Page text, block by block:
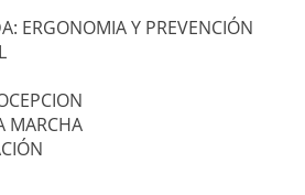
ERGONOMIA Y PREVENCIÓN
MARCHA